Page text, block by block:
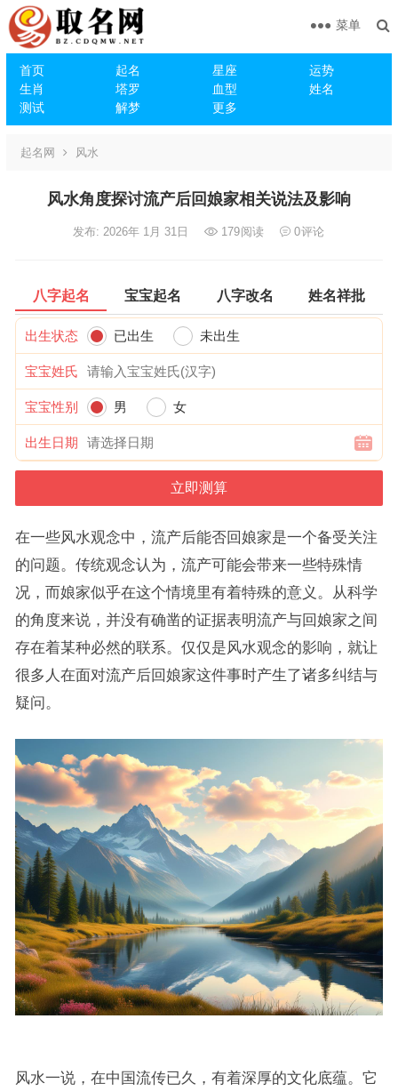
首页 起名 星座
运势
生肖
塔罗 血型
姓名
测试
解梦 更多
菜单
起名网 风水
风水角度探讨流产后回娘家相关说法及影响
发布: 2026年 1月 31日 179阅读 0评论
八字起名 宝宝起名 八字改名 姓名祥批
出生状态 已出生 未出生
宝宝姓氏
宝宝性别 男 女
出生日期
在一些风水观念中，流产后能否回娘家是一个备受关注
的问题。传统观念认为，流产可能会带来一些特殊情
况，而娘家似乎在这个情境里有着特殊的意义。从科学
的角度来说，并没有确凿的证据表明流产与回娘家之间
存在着某种必然的联系。仅仅是风水观念的影响，就让
很多人在面对流产后回娘家这件事时产生了诸多纠结与
疑问。
风水一说，在中国流传已久，有着深厚的文化底蕴。它